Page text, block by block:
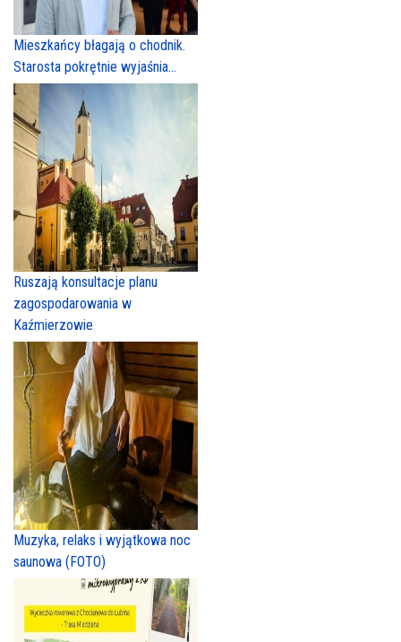
Mieszkańcy błagają o chodnik.
Starosta pokrętnie wyjaśnia...
Ruszają konsultacje planu
zagospodarowania w
Kaźmierzowie
Muzyka, relaks i wyjątkowa noc
saunowa (FOTO)